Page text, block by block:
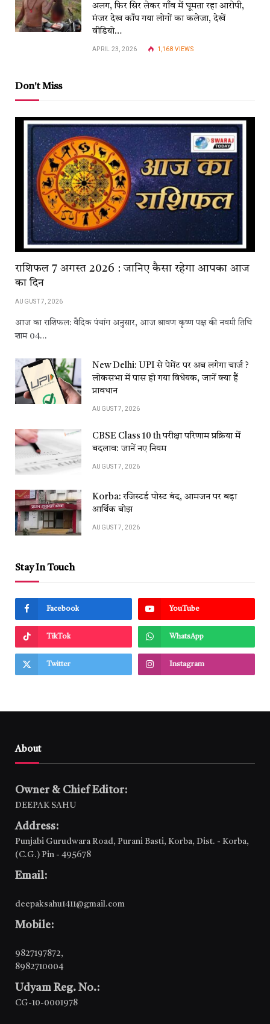
अलग, फिर सिर लेकर गाँव में घूमता रहा आरोपी,
मंजर देख काँप गया लोगों का कलेजा, देखें
वीडियो…
APRIL 23, 2026 1,168VIEWS
Don't Miss
राशिफल 7 अगस्त 2026 : जानिए कैसा रहेगा आपका आज
का दिन
AUGUST 7, 2026
आज का राशिफल: वैदिक पंचांग अनुसार, आज श्रावण कृष्ण पक्ष की नवमी तिथि
शाम 04…
New Delhi: UPI से पेमेंट पर अब लगेगा चार्ज ?
लोकसभा में पास हो गया विधेयक, जानें क्या हैं
प्रावधान
AUGUST 7, 2026
CBSE Class 10 th परीक्षा परिणाम प्रक्रिया में
बदलाव: जानें नए नियम
AUGUST 7, 2026
Korba: रजिस्टर्ड पोस्ट बंद, आमजन पर बढ़ा
आर्थिक बोझ
AUGUST 7, 2026
Stay In Touch
Facebook YouTube
TikTok WhatsApp
Twitter Instagram
About
Owner & Chief Editor:
DEEPAK SAHU
Address:
Punjabi Gurudwara Road, Purani Basti, Korba, Dist. - Korba,
(C.G.) Pin - 495678
Email:
deepaksahu1411@gmail.com
Mobile:
9827197872,
8982710004
Udyam Reg. No.:
CG-10-0001978